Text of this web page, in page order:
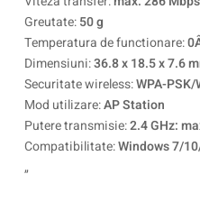
Greutate:50 g
Temperatura de functionare:
Dimensiuni:36.8 x 18.5 x 7.6
Securitate wireless:WPA-PSK/
Mod utilizare:AP Station
Putere transmisie:2.4 GHz:
Compatibilitate:Windows 7/
„